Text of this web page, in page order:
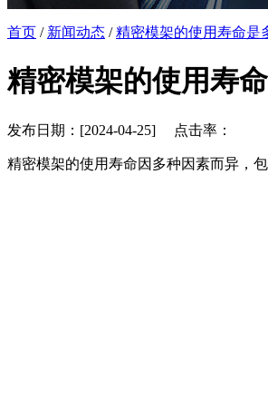
首页 / 新闻动态 /精密模架的使用寿命是
精密模架的使用寿
发布日期：[2024-04-25] 点击率：
精密模架的使用寿命因多种因素而异，